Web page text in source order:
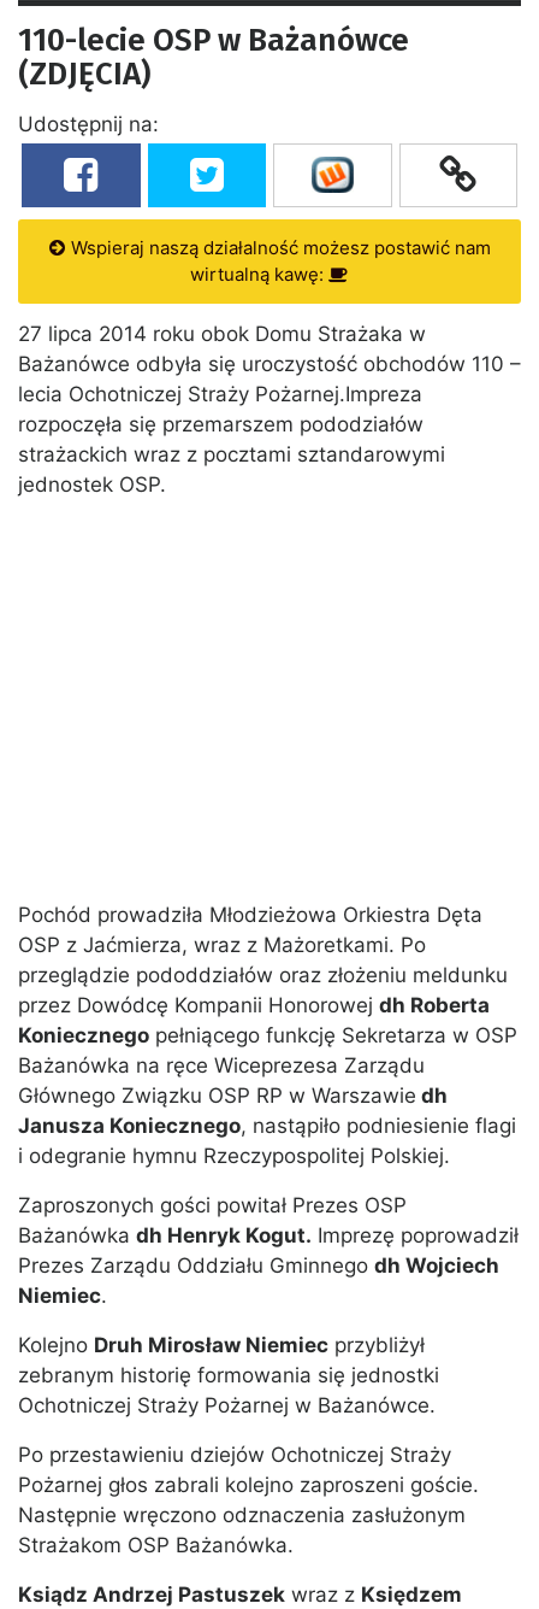
110-lecie OSP w Bażanówce
(ZDJĘCIA)
Udostępnij na:
Wspieraj naszą działalność możesz postawić nam
wirtualną kawę:
27 lipca 2014 roku obok Domu Strażaka w
Bażanówce odbyła się uroczystość obchodów 110 –
lecia Ochotniczej Straży Pożarnej.Impreza
rozpoczęła się przemarszem pododziałów
strażackich wraz z pocztami sztandarowymi
jednostek OSP.
Pochód prowadziła Młodzieżowa Orkiestra Dęta
OSP z Jaćmierza, wraz z Mażoretkami. Po
przeglądzie pododdziałów oraz złożeniu meldunku
przez Dowódcę Kompanii Honorowej dh Roberta
Koniecznego pełniącego funkcję Sekretarza w OSP
Bażanówka na ręce Wiceprezesa Zarządu
Głównego Związku OSP RP w Warszawie dh
Janusza Koniecznego, nastąpiło podniesienie flagi
i odegranie hymnu Rzeczypospolitej Polskiej.
Zaproszonych gości powitał Prezes OSP
Bażanówka dh Henryk Kogut. Imprezę poprowadził
Prezes Zarządu Oddziału Gminnego dh Wojciech
Niemiec.
Kolejno Druh Mirosław Niemiec przybliżył
zebranym historię formowania się jednostki
Ochotniczej Straży Pożarnej w Bażanówce.
Po przestawieniu dziejów Ochotniczej Straży
Pożarnej głos zabrali kolejno zaproszeni goście.
Następnie wręczono odznaczenia zasłużonym
Strażakom OSP Bażanówka.
Ksiądz Andrzej Pastuszek wraz z Księdzem